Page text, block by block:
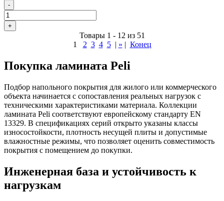
-
+
Товары 1 - 12 из 51
1
2 3 4 5| » | Конец
Покупка ламината Peli
Подбор напольного покрытия для жилого или коммерческого
объекта начинается с сопоставления реальных нагрузок с
техническими характеристиками материала. Коллекции
ламината Peli соответствуют европейскому стандарту EN
13329. В спецификациях серий открыто указаны классы
износостойкости, плотность несущей плиты и допустимые
влажностные режимы, что позволяет оценить совместимость
покрытия с помещением до покупки.
Инженерная база и устойчивость к
нагрузкам